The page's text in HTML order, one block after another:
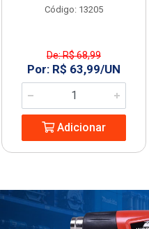
Código: 13205
De: R$ 68,99
Por: R$ 63,99/UN
Adicionar